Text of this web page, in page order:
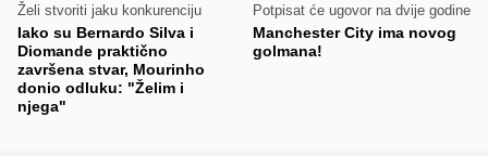
Želi stvoriti jaku konkurenciju
Iako su Bernardo Silva i
Diomande praktično
završena stvar, Mourinho
donio odluku: "Želim i
njega"
Potpisat će ugovor na dvije godine
Manchester City ima novog
golmana!